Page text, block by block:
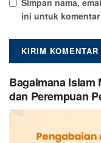
ini untuk
Bagaimana Islam
dan Perempuan